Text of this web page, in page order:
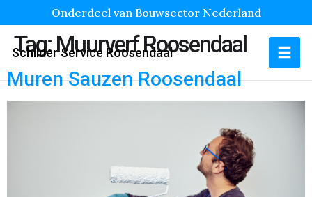
Onderdeel van Bouwsector Nederland
Schilder Service Roosendaal
Tag:Muurverf Roosendaal
Muren Sauzen Roosendaal